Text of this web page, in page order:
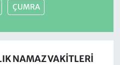
ÇUMRA
NAMAZ VAKITLERI